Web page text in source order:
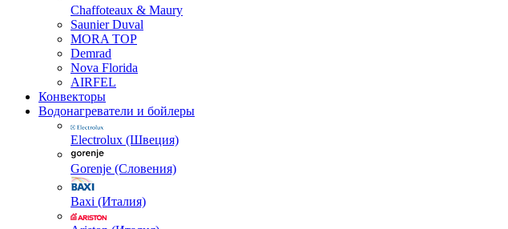
Chaffoteaux & Maury
Saunier Duval
MORA TOP
Demrad
Nova Florida
AIRFEL
Конвекторы
Водонагреватели и бойлеры
Electrolux (Швеция)
Gorenje (Словения)
Baxi (Италия)